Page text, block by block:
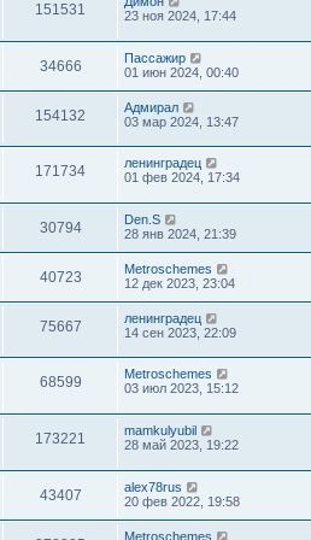
151531
23 ноя 2024, 17:44
34666
Пассажир
01 июн 2024, 00:40
154132
Адмирал
03 мар 2024, 13:47
171734
ленинградец
01 фев 2024, 17:34
30794
Den.S
28 янв 2024, 21:39
40723
Metroschemes
12 дек 2023, 23:04
75667
ленинградец
14 сен 2023, 22:09
68599
Metroschemes
03 июл 2023, 15:12
173221
mamkulyubil
28 май 2023, 19:22
43407
alex78rus
20 фев 2022, 19:58
Metroschemes